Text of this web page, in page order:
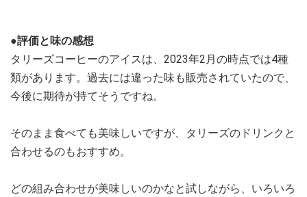
●評価と味の感想
タリーズコーヒーのアイスは、2023年2月の時点では4種
類があります。過去には違った味も販売されていたので、
今後に期待が持てそうですね。
そのまま食べても美味しいですが、タリーズのドリンクと
合わせるのもおすすめ。
どの組み合わせが美味しいのかなと試しながら、いろいろ